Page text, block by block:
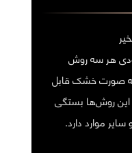
هر سه روش
به صورت خشک قابل
این روش‌ها بستگی
موارد دارد.